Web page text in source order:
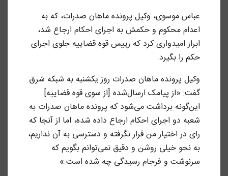
عباس موسوی، وکیل پرونده ماهان صدرات، که به
اعدام محکوم و حکمش به اجرای احکام ارجاع شد،
ابراز امیدواری کرد که رییس قوه قضاییه جلوی اجرای
حکم را بگیرد.
وکیل پرونده ماهان صدرات روز یکشنبه به شبکه شرق
گفت: «از پیامک ارسال‌شده [از سوی قوه قضاییه]
این‌گونه برداشت می‎‌شود که پرونده ماهان صدرات به
شعبه دو اجرای احکام ارجاع داده شده، اما از آنجا که
رای در اختیار من قرار نگرفته و دسترسی به آن نداریم،
به نحو خیلی روشن و دقیق نمی‌توانم بگویم که
سرنوشت و فرجام رسیدگی چه شده است.»